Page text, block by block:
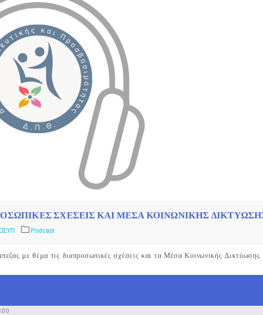
ΣΧΈΣΕΙΣ ΚΑΙ ΜΈΣΑ ΚΟΙΝΩΝΙΚΉΣ
Podcast
με θέμα τις διαπροσωπικές σχέσεις και τα Μέσα Κοινωνικής